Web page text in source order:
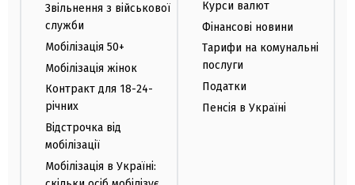
Звільнення з військової
служби
Мобілізація 50+
Мобілізація жінок
Контракт для 18-24-
річних
Відстрочка від
мобілізації
Мобілізація в Україні:
Курси валют
Фінансові новини
Тарифи на комунальні
послуги
Податки
Пенсія в Україні